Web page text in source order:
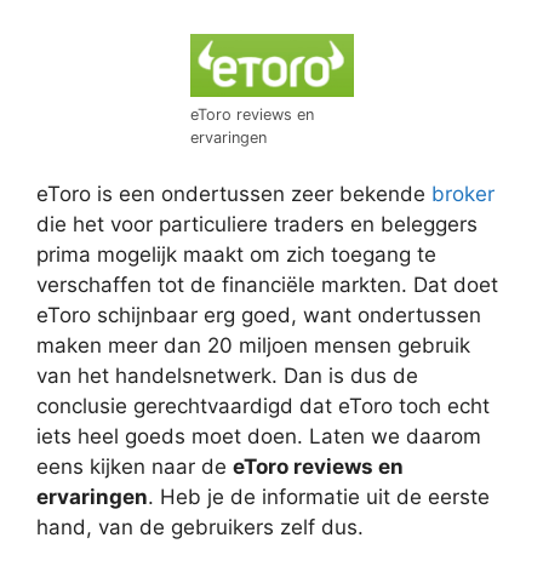
eToro reviews en
ervaringen
eToro is een ondertussen zeer bekende broker
die het voor particuliere traders en beleggers
prima mogelijk maakt om zich toegang te
verschaffen tot de financiële markten. Dat doet
eToro schijnbaar erg goed, want ondertussen
maken meer dan 20 miljoen mensen gebruik
van het handelsnetwerk. Dan is dus de
conclusie gerechtvaardigd dat eToro toch echt
iets heel goeds moet doen. Laten we daarom
eens kijken naar de eToro reviews en
ervaringen. Heb je de informatie uit de eerste
hand, van de gebruikers zelf dus.